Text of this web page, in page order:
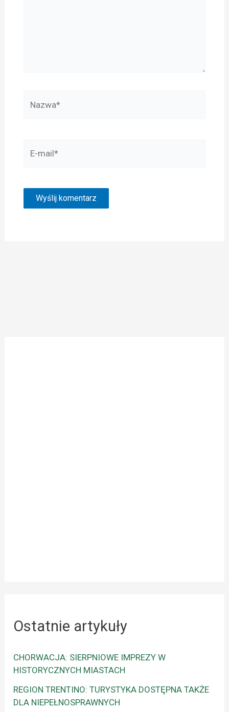
Ostatnie artykuły
CHORWACJA: SIERPNIOWE IMPREZY W
HISTORYCZNYCH MIASTACH
REGION TRENTINO: TURYSTYKA DOSTĘPNA TAKŻE
DLA NIEPEŁNOSPRAWNYCH